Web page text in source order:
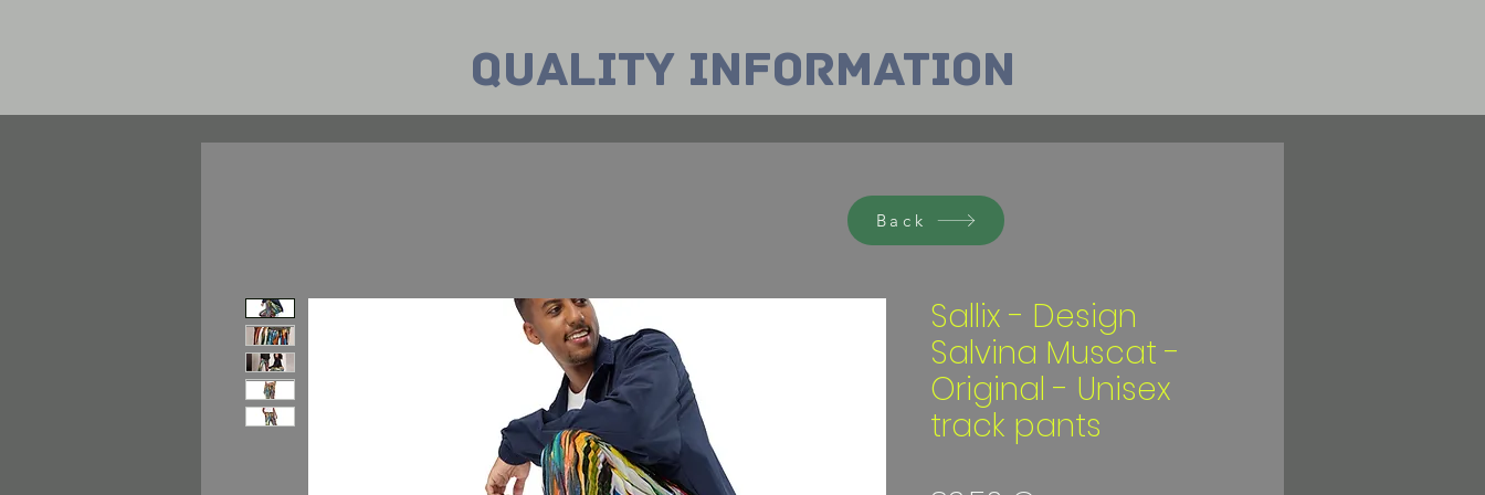
Quality INformation
Sallix - Design
Salvina Muscat -
Original - Unisex
track pants
Back